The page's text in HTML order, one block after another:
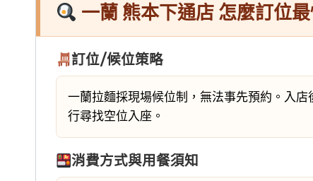
一蘭 熊本下通店 怎麼訂位
訂位/候位策略
一蘭拉麵採現場候位制，無法事先預約。入
行尋找空位入座。
消費方式與用餐須知